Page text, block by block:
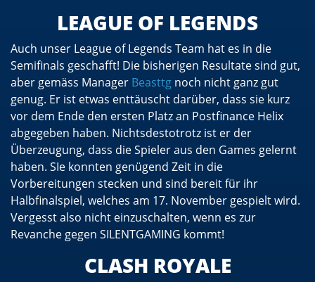
LEAGUE OF LEGENDS
Auch unser League of Legends Team hat es in die
Semifinals geschafft! Die bisherigen Resultate sind gut,
aber gemäss Manager Beasttg noch nicht ganz gut
genug. Er ist etwas enttäuscht darüber, dass sie kurz
vor dem Ende den ersten Platz an Postfinance Helix
abgegeben haben. Nichtsdestotrotz ist er der
Überzeugung, dass die Spieler aus den Games gelernt
haben. SIe konnten genügend Zeit in die
Vorbereitungen stecken und sind bereit für ihr
Halbfinalspiel, welches am 17. November gespielt wird.
Vergesst also nicht einzuschalten, wenn es zur
Revanche gegen SILENTGAMING kommt!
CLASH ROYALE